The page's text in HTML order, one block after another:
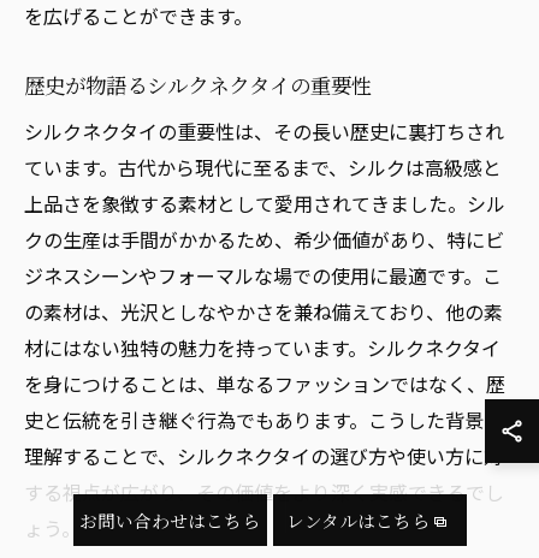
を広げることができます。
歴史が物語るシルクネクタイの重要性
シルクネクタイの重要性は、その長い歴史に裏打ちされ
ています。古代から現代に至るまで、シルクは高級感と
上品さを象徴する素材として愛用されてきました。シル
クの生産は手間がかかるため、希少価値があり、特にビ
ジネスシーンやフォーマルな場での使用に最適です。こ
の素材は、光沢としなやかさを兼ね備えており、他の素
材にはない独特の魅力を持っています。シルクネクタイ
を身につけることは、単なるファッションではなく、歴
史と伝統を引き継ぐ行為でもあります。こうした背景を
理解することで、シルクネクタイの選び方や使い方に対
する視点が広がり、その価値をより深く実感できるでし
ょう。 お問い合わせはこちら レンタルはこちら